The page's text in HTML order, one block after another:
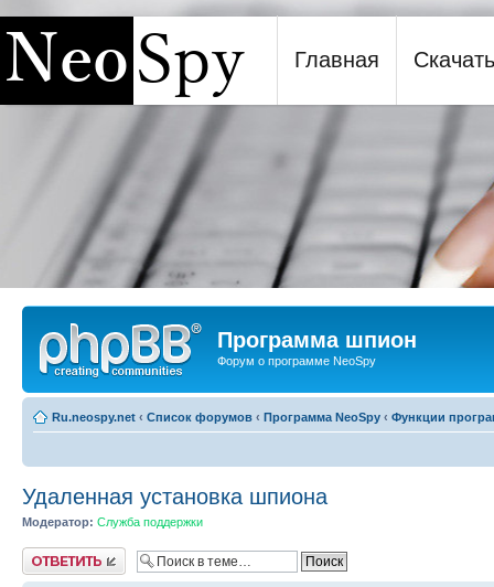
Программа шпион NeoSpy
Главная Скачать
Программа шпион
Форум о программе NeoSpy
Ru.neospy.net ‹ Список форумов ‹ Программа NeoSpy ‹ Функции
Удаленная установка шпиона
Модератор: Служба поддержки
Ответить